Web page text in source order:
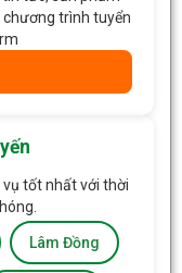
chương trình tuyển
vụ tốt nhất với thời
Lâm Đồng